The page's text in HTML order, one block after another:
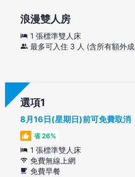
浪漫雙人房
1 張標準雙人床
最多可入住 3 人 (含所有額外
選項
8月16日(星期日)前可免費取消
省 26%
1 張標準雙人床
免費無線上網
免費早餐